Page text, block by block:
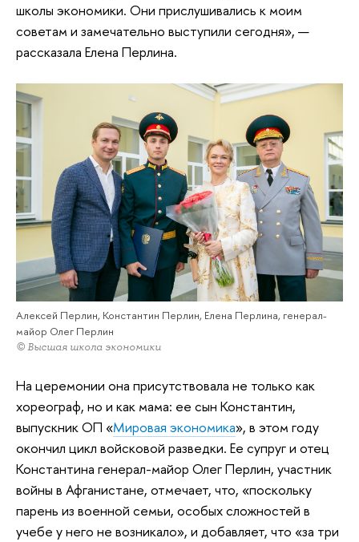
школы экономики. Они прислушивались к моим
советам и замечательно выступили сегодня», —
рассказала Елена Перлина.
Алексей Перлин, Константин Перлин, Елена Перлина, генерал-
майор Олег Перлин
© Высшая школа экономики
На церемонии она присутствовала не только как
хореограф, но и как мама: ее сын Константин,
выпускник ОП «Мировая экономика», в этом году
окончил цикл войсковой разведки. Ее супруг и отец
Константина генерал-майор Олег Перлин, участник
войны в Афганистане, отмечает, что, «поскольку
парень из военной семьи, особых сложностей в
учебе у него не возникало», и добавляет, что «за три